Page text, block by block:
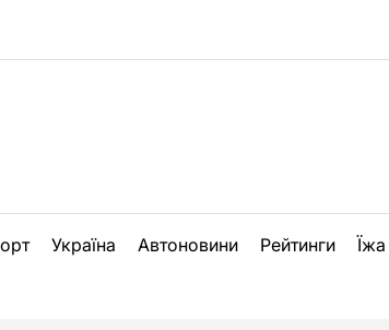
Україна Автоновини Рейтинги Їжа